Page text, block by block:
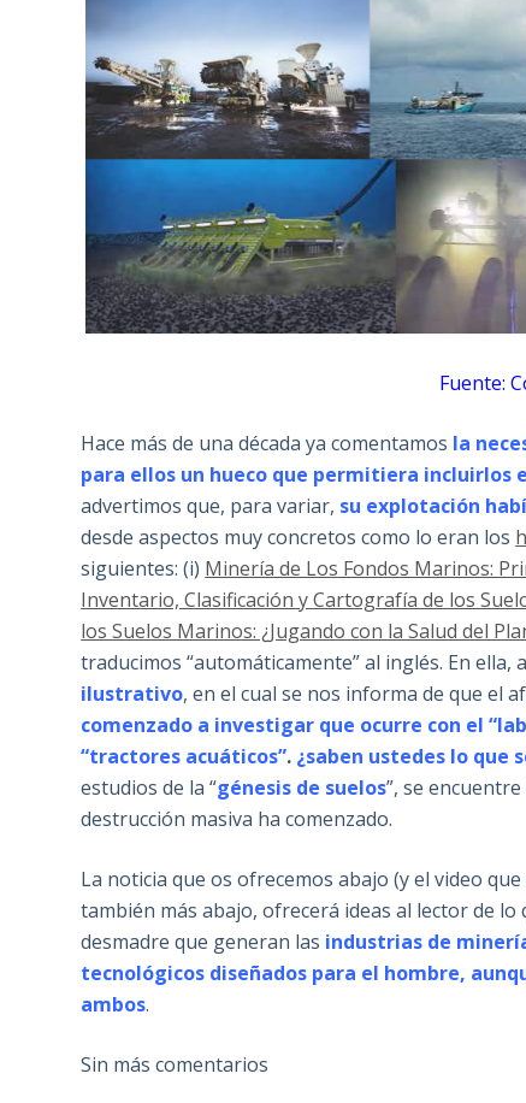
Fuente:
Hace más de una década ya comentamos la
para ellos un hueco que permitiera incluirlos
advertimos que, para variar, su explotación
desde aspectos muy concretos como lo eran los
siguientes: (i) Minería de Los Fondos Marinos:
Inventario, Clasificación y Cartografía de los
los Suelos Marinos: ¿Jugando con la Salud del
traducimos “automáticamente” al inglés. En ella,
ilustrativo, en el cual se nos informa de que el
comenzado a investigar que ocurre con el
“tractores acuáticos”. ¿saben ustedes lo que
estudios de la “génesis de suelos”, se
destrucción masiva ha comenzado.
La noticia que os ofrecemos abajo (y el video
también más abajo, ofrecerá ideas al lector de lo
desmadre que generan las industrias de
tecnológicos diseñados para el hombre,
ambos.
Sin más comentarios